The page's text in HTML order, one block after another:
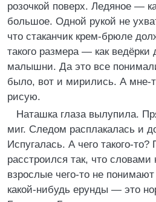
розочкой поверх. Ледяное —
большое. Одной рукой не
что стаканчик крем-брюле
такого размера — как ведёрки
малышни. Да это все
было, вот и мирились. А мне-
рисую.
Наташка глаза вылупила.
миг. Следом расплакалась и
Испугалась. А чего такого-
расстроился так, что словами
взрослые чего-то не
какой-нибудь ерунды — это